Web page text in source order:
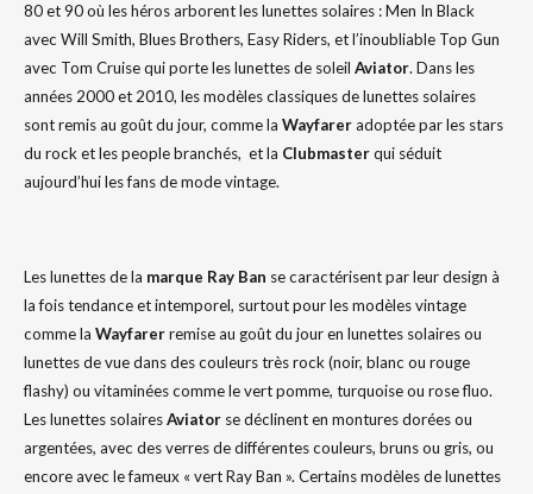
80 et 90 où les héros arborent les lunettes solaires : Men In Black
avec Will Smith, Blues Brothers, Easy Riders, et l’inoubliable Top Gun
avec Tom Cruise qui porte les lunettes de soleil Aviator. Dans les
années 2000 et 2010, les modèles classiques de lunettes solaires
sont remis au goût du jour, comme la Wayfareradoptée par les stars
du rock et les people branchés, et la Clubmasterqui séduit
aujourd’hui les fans de mode vintage.
Les lunettes de la marque Ray Ban se caractérisent par leur design à
la fois tendance et intemporel, surtout pour les modèles vintage
comme la Wayfarerremise au goût du jour en lunettes solaires ou
lunettes de vue dans des couleurs très rock (noir, blanc ou rouge
flashy) ou vitaminées comme le vert pomme, turquoise ou rose fluo.
Les lunettes solairesAviator se déclinent en montures dorées ou
argentées, avec des verres de différentes couleurs, bruns ou gris, ou
encore avec le fameux « vert Ray Ban ». Certains modèles de lunettes